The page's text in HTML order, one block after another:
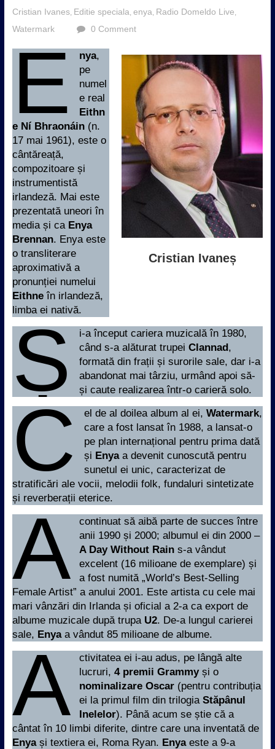
Cristian Ivanes, Editie speciala enya Radio Domeldo Live
Watermark 0 Comment
Cristian Ivaneș
E nya,
pe
numel
e real
Eithn
e Ní Bhraonáin(n.
17 mai 1961), este o
cântăreață,
compozitoare și
instrumentistă
irlandeză. Mai este
prezentată uneori în
media și ca Enya
Brennan. Enya este
o transliterare
aproximativă a
pronunției numelui
Eithneîn irlandeză,
limba ei nativă.
Ș
i-a început cariera muzicală în 1980,
când s-a alăturat trupei Clannad,
formată din frații și surorile sale, dar i-a
abandonat mai târziu, urmând apoi să-
și caute realizarea într-o carieră solo.
C el de al doilea album al ei,Watermark,
care a fost lansat în 1988, a lansat-o
pe plan internațional pentru prima dată
și Enyaa devenit cunoscută pentru
sunetul ei unic, caracterizat de
stratificări ale vocii, melodii folk, fundaluri sintetizate
și reverberații eterice.
A
continuat să aibă parte de succes între
anii 1990 și 2000; albumul ei din 2000 –
A Day Without Rain s-a vândut
excelent (16 milioane de exemplare) și
a fost numită „World’s Best-Selling
Female Artist” a anului 2001. Este artista cu cele mai
mari vânzări din Irlanda și oficial a 2-a ca export de
albume muzicale după trupa U2. De-a lungul carierei
sale, Enya a vândut 85 milioane de albume.
A
ctivitatea ei i-au adus, pe lângă alte
lucruri,4 premii Grammyși o
nominalizare Oscar (pentru contribuția
ei la primul film din trilogiaStăpânul
Inelelor). Până acum se știe că a
cântat în 10 limbi diferite, dintre care una inventată de
Enyași textiera ei, Roma Ryan. Enyaeste a 9-a